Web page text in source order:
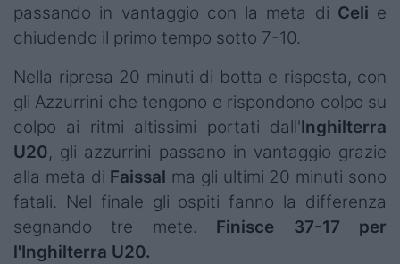
passando in vantaggio con la meta di Celi e
chiudendo il primo tempo sotto 7-10.
Nella ripresa 20 minuti di botta e risposta, con
gli Azzurrini che tengono e rispondono colpo su
colpo ai ritmi altissimi portati dall'Inghilterra
U20, gli azzurrini passano in vantaggio grazie
alla meta di Faissal ma gli ultimi 20 minuti sono
fatali. Nel finale gli ospiti fanno la differenza
segnando tre mete. Finisce 37-17 per
l'Inghilterra U20.